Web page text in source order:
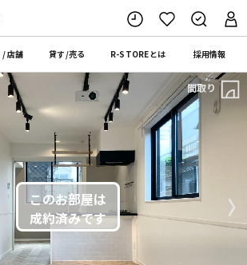
/店舗 貸す/売る R-STOREとは 採用情報
〉
間取り